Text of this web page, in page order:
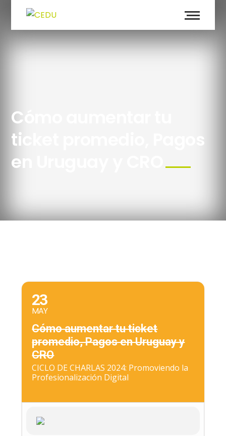
Cómo aumentar tu
ticket promedio, Pagos
en Uruguay y CRO
23
MAY
Cómo aumentar tu ticket
promedio, Pagos en Uruguay y
CRO
CICLO DE CHARLAS 2024: Promoviendo la
Profesionalización Digital